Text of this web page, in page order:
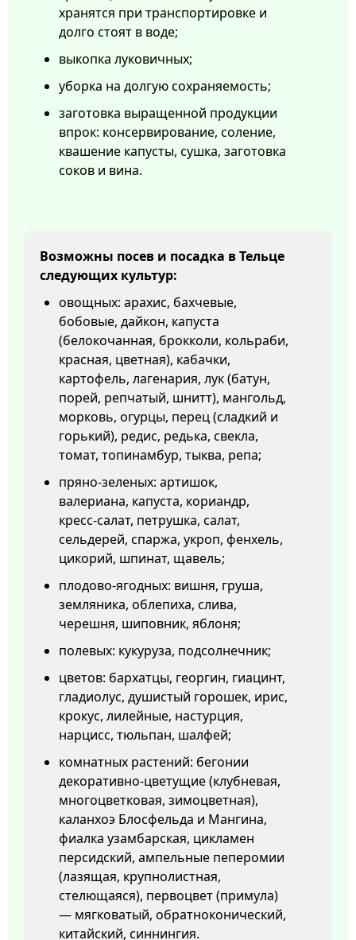
хранятся при транспортировке и
долго стоят в воде;
выкопка луковичных;
уборка на долгую сохраняемость;
заготовка выращенной продукции
впрок: консервирование, соление,
квашение капусты, сушка, заготовка
соков и вина.
Возможны посев и посадка в Тельце
следующих культур:
овощных: арахис, бахчевые,
бобовые, дайкон, капуста
(белокочанная, брокколи, кольраби,
красная, цветная), кабачки,
картофель, лагенария, лук (батун,
порей, репчатый, шнитт), мангольд,
морковь, огурцы, перец (сладкий и
горький), редис, редька, свекла,
томат, топинамбур, тыква, репа;
пряно-зеленых: артишок,
валериана, капуста, кориандр,
кресс-салат, петрушка, салат,
сельдерей, спаржа, укроп, фенхель,
цикорий, шпинат, щавель;
плодово-ягодных: вишня, груша,
земляника, облепиха, слива,
черешня, шиповник, яблоня;
полевых: кукуруза, подсолнечник;
цветов: бархатцы, георгин, гиацинт,
гладиолус, душистый горошек, ирис,
крокус, лилейные, настурция,
нарцисс, тюльпан, шалфей;
комнатных растений: бегонии
декоративно-цветущие (клубневая,
многоцветковая, зимоцветная),
каланхоэ Блосфельда и Мангина,
фиалка узамбарская, цикламен
персидский, ампельные пеперомии
(лазящая, крупнолистная,
стелющаяся), первоцвет (примула)
— мягковатый, обратноконический,
китайский, синнингия.